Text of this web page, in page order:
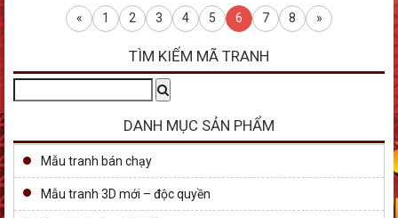
« 1 2 3 4 5 6 7 8 »
TÌM KIẾM MÃ TRANH
DANH MỤC SẢN PHẨM
Mẫu tranh bán chạy
Mẫu tranh 3D mới – độc quyền